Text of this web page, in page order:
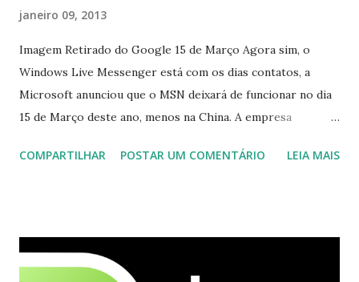
janeiro 09, 2013
Imagem Retirado do Google 15 de Março Agora sim, o
Windows Live Messenger está com os dias contatos, a
Microsoft anunciou que o MSN deixará de funcionar no dia
15 de Março deste ano, menos na China. A empresa
integrado com o serviço do MSN, segundo a empresa, os
o Windows Live (assim como muitos profissionais de TI) ,
mesmo na versão para Linux, claro, sempre existem outras
COMPARTILHAR POSTAR UM COMENTÁRIO LEIA MAIS